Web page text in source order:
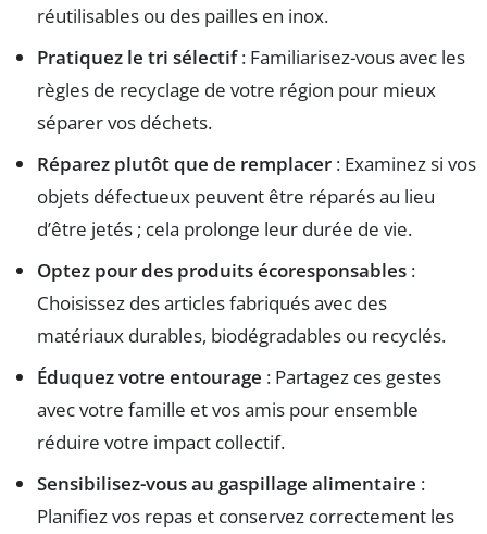
réutilisables ou des pailles en inox.
Pratiquez le tri sélectif: Familiarisez-vous avec les
règles de recyclage de votre région pour mieux
séparer vos déchets.
Réparez plutôt que de remplacer : Examinez si vos
objets défectueux peuvent être réparés au lieu
d’être jetés ; cela prolonge leur durée de vie.
Optez pour des produits écoresponsables :
Choisissez des articles fabriqués avec des
matériaux durables, biodégradables ou recyclés.
Éduquez votre entourage : Partagez ces gestes
avec votre famille et vos amis pour ensemble
réduire votre impact collectif.
Sensibilisez-vous au gaspillage alimentaire :
Planifiez vos repas et conservez correctement les